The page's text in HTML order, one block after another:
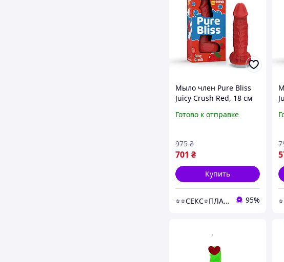
Мыло член Pure Bliss
Juicy Crush Red, 18 см
Готово к отправке
701 ₴
975 ₴
Купить
⭐️⭐️СЕКС⭐️ПЛАНЕТА⭐️⭐️ 95%